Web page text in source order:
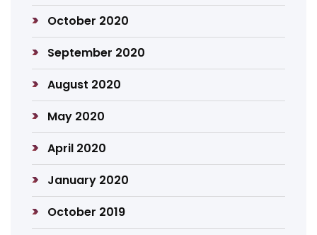
October 2020
September 2020
August 2020
May 2020
April 2020
January 2020
October 2019